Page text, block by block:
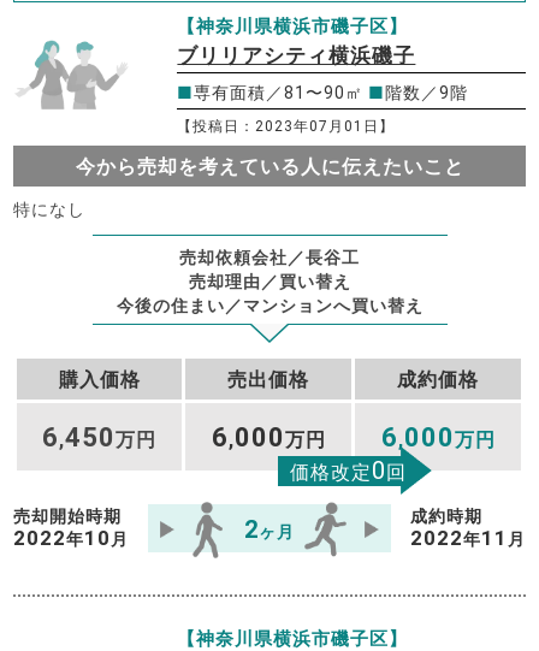
【神奈川県横浜市磯子区】
ブリリアシティ横浜磯子
■専有面積／81〜90㎡ ■階数／9階
【投稿日：2023年07月01日】
今から売却を考えている人に伝えたいこと
特になし
売却依頼会社／長谷工
売却理由／買い替え
今後の住まい／マンションへ買い替え
購入価格 売出価格 成約価格
6,450万円 6,000万円 6,000万円
価格改定0回
売却開始時期
2022年10 月 2ヶ月
成約時期
2022年11 月
【神奈川県横浜市磯子区】